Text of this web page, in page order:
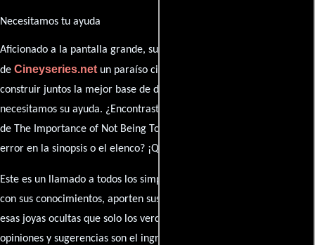
Necesitamos tu ayuda
Aficionado a la pantalla grande, su participación es clave para hacer
de Cineyseries.netun paraíso cinéfilo completo. Queremos
construir juntos la mejor base de datos cinematográfica, pero
necesitamos su ayuda. ¿Encontraste algún dato faltante en la ficha
de The Importance of Not Being Too Earnest? ¿Detectaste algún
error en la sinopsis o el elenco? ¡Queremos saberlo todo!
Este es un llamado a todos los simpatizantes del cine: contribuyan
con sus conocimientos, aporten sus descubrimientos y compartan
esas joyas ocultas que solo los verdaderos fanáticos conocen. Sus
opiniones y sugerencias son el ingrediente secreto que hará de